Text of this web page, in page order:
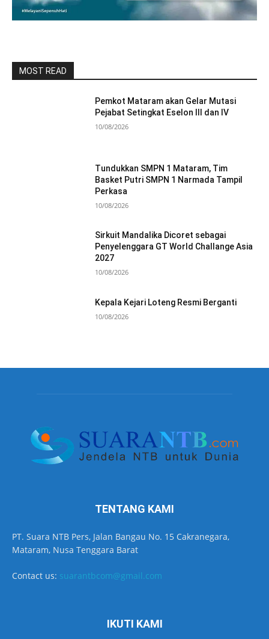
MOST READ
Pemkot Mataram akan Gelar Mutasi
Pejabat Setingkat Eselon III dan IV
10/08/2026
Tundukkan SMPN 1 Mataram, Tim
Basket Putri SMPN 1 Narmada Tampil
Perkasa
10/08/2026
Sirkuit Mandalika Dicoret sebagai
Penyelenggara GT World Challange Asia
2027
10/08/2026
Kepala Kejari Loteng Resmi Berganti
10/08/2026
TENTANG KAMI
PT. Suara NTB Pers, Jalan Bangau No. 15 Cakranegara,
Mataram, Nusa Tenggara Barat
Contact us: suarantbcom@gmail.com
IKUTI KAMI